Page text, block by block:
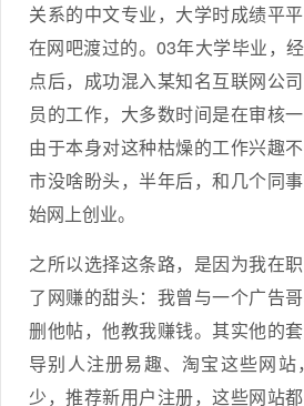
关系的中文专业，大学时成绩平
在网吧渡过的。03年大学毕业，
点后，成功混入某知名互联网公
员的工作，大多数时间是在审核
由于本身对这种枯燥的工作兴趣
市没啥盼头，半年后，和几个同
始网上创业。
之所以选择这条路，是因为我在
了网赚的甜头：我曾与一个广告
删他帖，他教我赚钱。其实他的
导别人注册易趣、淘宝这些网
少，推荐新用户注册，这些网站